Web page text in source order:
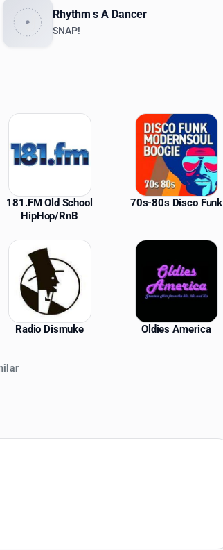
Rhythm s A Dancer
SNAP!
181.FM Old School
HipHop/RnB
70s-80s Disco Funk
Radio Dismuke Oldies America